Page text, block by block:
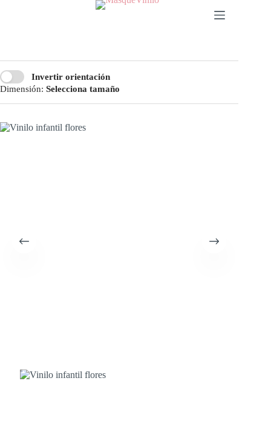
Invertir orientación
Dimensión: Selecciona tamaño